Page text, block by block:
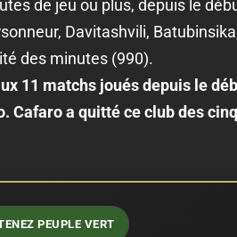
de jeu ou plus, depuis le
Davitashvili,
des minutes (990).
11 matchs joués depuis le
Cafaro a quitté ce club des
PEUPLE VERT